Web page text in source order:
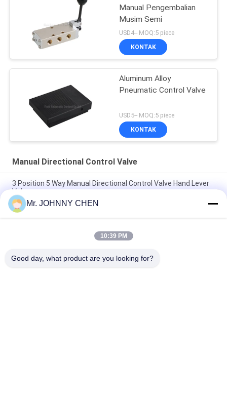
Manual Pengembalian
Musim Semi
USD4-- MOQ:5 piece
KONTAK
Aluminum Alloy
Pneumatic Control Valve
USD5-- MOQ:5 piece
KONTAK
Manual Directional Control Valve
3 Position 5 Way Manual Directional Control Valve Hand Lever
Valve
Hand Lever Pneumatic Directional Control Valve Five Way
PT1/4"
2 Position 5 Way Compact SFV Foot Pedal Valve For
Mr. JOHNNY CHEN
10:39 PM
Good day, what product are you looking for?